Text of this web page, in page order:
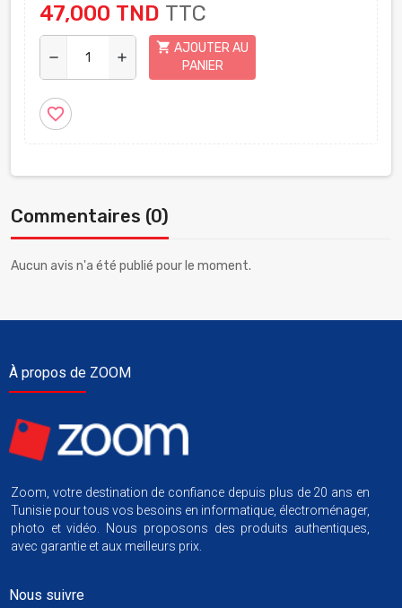
47,000 TND TTC
remove add
shopping_cart AJOUTER AU
PANIER
favorite_border
Commentaires (0)
Aucun avis n'a été publié pour le moment.
À propos de ZOOM
Zoom, votre destination de confiance depuis plus de 20 ans en
Tunisie pour tous vos besoins en informatique, électroménager,
photo et vidéo. Nous proposons des produits authentiques,
avec garantie et aux meilleurs prix.
Nous suivre